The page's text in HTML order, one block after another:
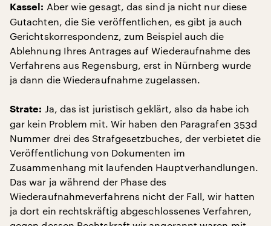
Kassel: Aber wie gesagt, das sind ja nicht nur diese
Gutachten, die Sie veröffentlichen, es gibt ja auch
Gerichtskorrespondenz, zum Beispiel auch die
Ablehnung Ihres Antrages auf Wiederaufnahme des
Verfahrens aus Regensburg, erst in Nürnberg wurde
ja dann die Wiederaufnahme zugelassen.
Strate: Ja, das ist juristisch geklärt, also da habe ich
gar kein Problem mit. Wir haben den Paragrafen 353d
Nummer drei des Strafgesetzbuches, der verbietet die
Veröffentlichung von Dokumenten im
Zusammenhang mit laufenden Hauptverhandlungen.
Das war ja während der Phase des
Wiederaufnahmeverfahrens nicht der Fall, wir hatten
ja dort ein rechtskräftig abgeschlossenes Verfahren,